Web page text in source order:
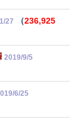
27 （236,925
2019/9/5
6/25